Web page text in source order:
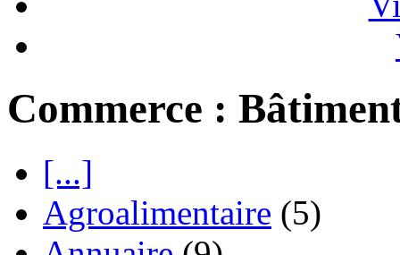
Commerce :
[...]
Agroalimentaire (5)